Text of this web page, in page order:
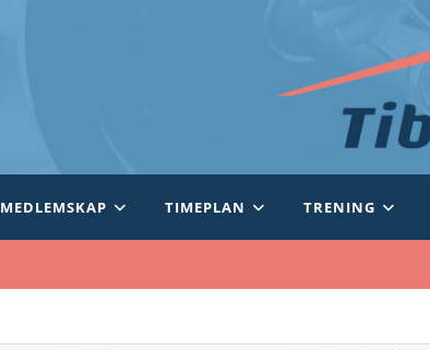
MEDLEMSKAP TIMEPLAN TRENING